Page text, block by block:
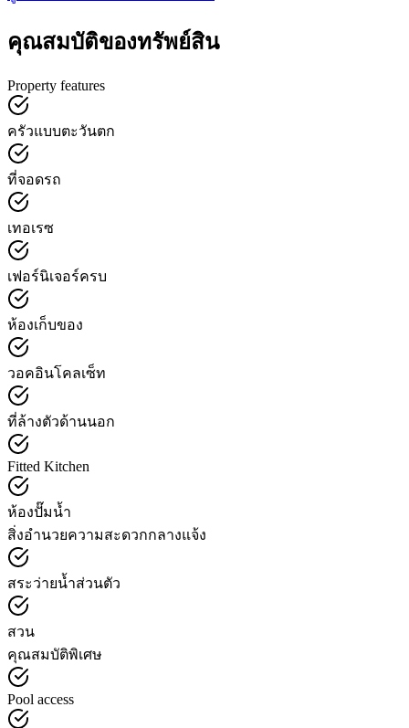
คุณสมบัติของทรัพย์สิน
Property features
ครัวแบบตะวันตก
ที่จอดรถ
เทอเรซ
เฟอร์นิเจอร์ครบ
ห้องเก็บของ
วอคอินโคลเซ็ท
ที่ล้างตัวด้านนอก
Fitted Kitchen
ห้องปั๊มน้ำ
สิ่งอำนวยความสะดวกกลางแจ้ง
สระว่ายน้ำส่วนตัว
สวน
คุณสมบัติพิเศษ
Pool access